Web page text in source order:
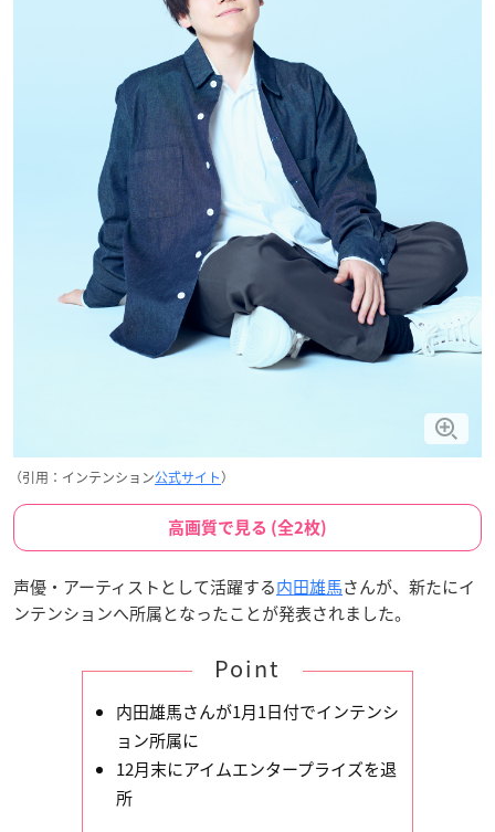
（引用：インテンション公式サイト）
高画質で見る (全2枚)
声優・アーティストとして活躍する内田雄馬さんが、新たにイ
ンテンションへ所属となったことが発表されました。
Point
内田雄馬さんが1月1日付でインテンシ
ョン所属に
12月末にアイムエンタープライズを退
所